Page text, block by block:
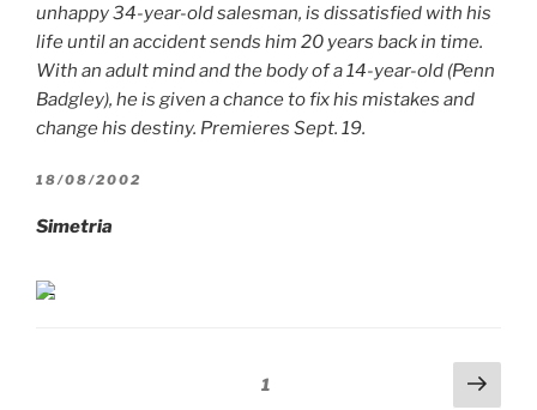
unhappy 34-year-old salesman, is dissatisfied with his
life until an accident sends him 20 years back in time.
With an adult mind and the body of a 14-year-old (Penn
Badgley), he is given a chance to fix his mistakes and
change his destiny. Premieres Sept. 19.
POSTED
18/08/2002
Simetria
Page1
Next